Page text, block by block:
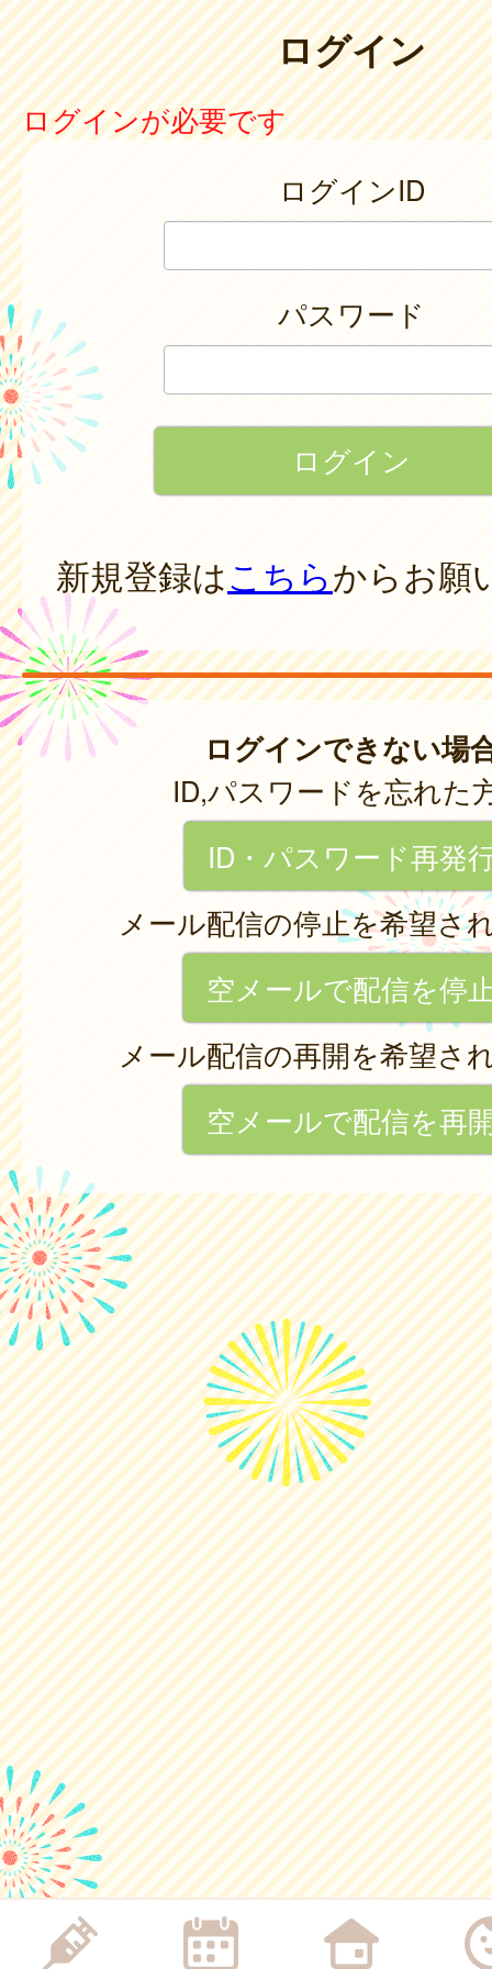
ログイン
ログインが必要です
ログインID
パスワード
新規登録はこちらからお願
ログインできない場
ID,パスワードを忘れた
ID・パスワード再発
メール配信の停止を希望さ
空メールで配信を停
メール配信の再開を希望さ
空メールで配信を再